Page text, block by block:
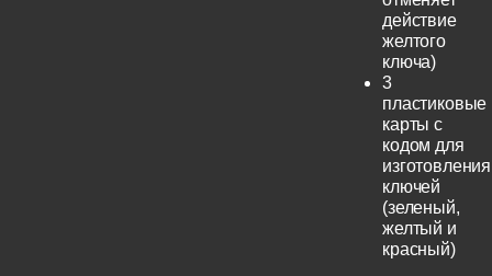
действие
желтого
ключа)
3
пластиковые
карты с
кодом для
изготовления
ключей
(зеленый,
желтый и
красный)